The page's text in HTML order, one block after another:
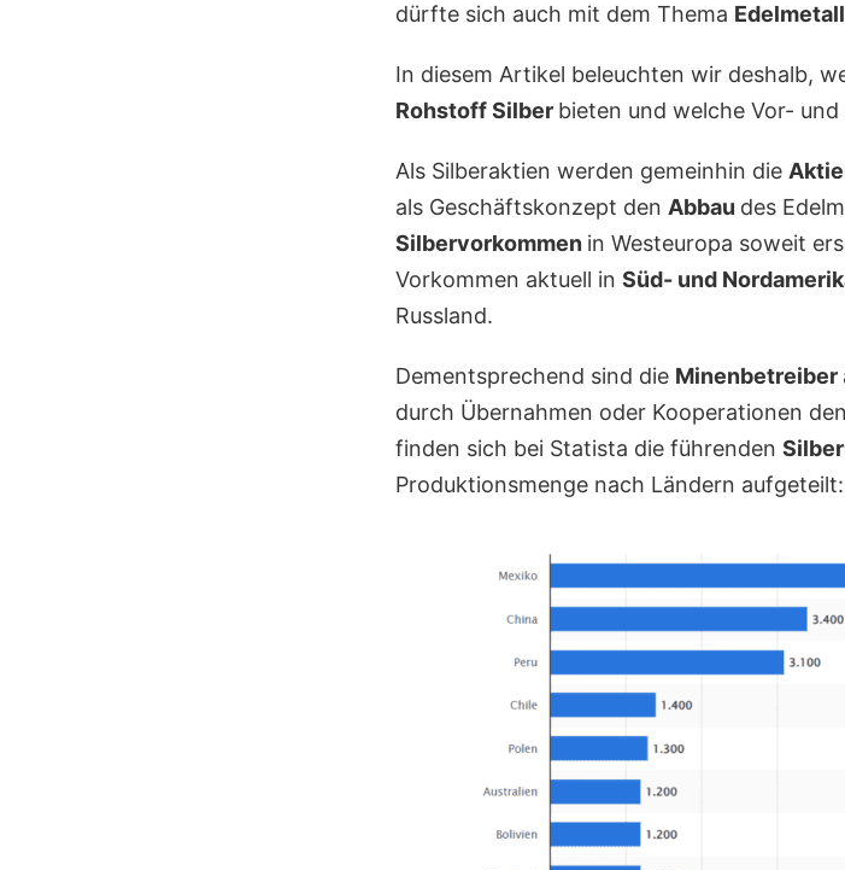
dürfte sich auch mit dem Thema
In diesem Artikel beleuchten wir deshalb,
Rohstoff Silber bieten und welche Vor-
Als Silberaktien werden gemeinhin die
als Geschäftskonzept den Abbau des
Silbervorkommen in Westeuropa soweit
Vorkommen aktuell in Süd- und
Russland.
Dementsprechend sind die Minenbetreiber
durch Übernahmen oder Kooperationen
finden sich bei Statista die führenden
Produktionsmenge nach Ländern aufgeteilt: